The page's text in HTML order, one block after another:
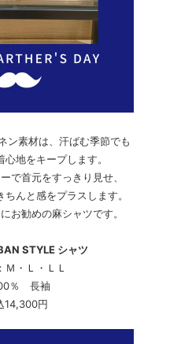
素材は、汗ばむ季節でも
地をキープします。
で首元をすっきり見せ、
んと感をプラスします。
お勧めの麻シャツです。
STYLE シャツ
Ｍ・Ｌ・ＬＬ
％ 長袖
14,300円